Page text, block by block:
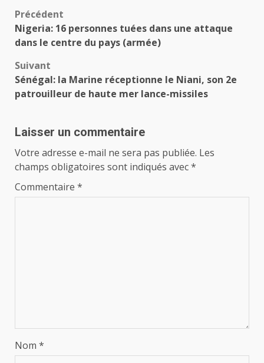
février, a-t-on appris de
l’instance de régulation
des médias au Sénégal. Il
s’agit pour le CNRA, à…
Navigation
d’article
Précédent
Nigeria: 16 personnes tuées dans une attaque
dans le centre du pays (armée)
Suivant
Sénégal: la Marine réceptionne le Niani, son 2e
patrouilleur de haute mer lance-missiles
Laisser un commentaire
Votre adresse e-mail ne sera pas publiée. Les
champs obligatoires sont indiqués avec*
Commentaire *
Nom *